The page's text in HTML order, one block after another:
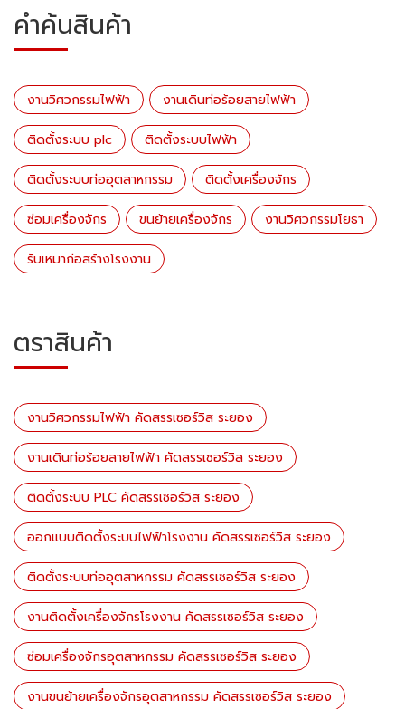
คำค้นสินค้า
งานวิศวกรรมไฟฟ้า งานเดินท่อร้อยสายไฟฟ้า
ติดตั้งระบบ plc ติดตั้งระบบไฟฟ้า
ติดตั้งระบบท่ออุตสาหกรรม ติดตั้งเครื่องจักร
ซ่อมเครื่องจักร ขนย้ายเครื่องจักร งานวิศวกรรมโยธา
รับเหมาก่อสร้างโรงงาน
ตราสินค้า
งานวิศวกรรมไฟฟ้า คัดสรรเซอร์วิส ระยอง
งานเดินท่อร้อยสายไฟฟ้า คัดสรรเซอร์วิส ระยอง
ติดตั้งระบบ PLC คัดสรรเซอร์วิส ระยอง
ออกแบบติดตั้งระบบไฟฟ้าโรงงาน คัดสรรเซอร์วิส ระยอง
ติดตั้งระบบท่ออุตสาหกรรม คัดสรรเซอร์วิส ระยอง
งานติดตั้งเครื่องจักรโรงงาน คัดสรรเซอร์วิส ระยอง
ซ่อมเครื่องจักรอุตสาหกรรม คัดสรรเซอร์วิส ระยอง
งานขนย้ายเครื่องจักรอุตสาหกรรม คัดสรรเซอร์วิส ระยอง